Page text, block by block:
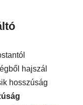
hajszál
hosszúság